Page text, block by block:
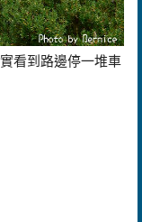
看到路邊停一堆車